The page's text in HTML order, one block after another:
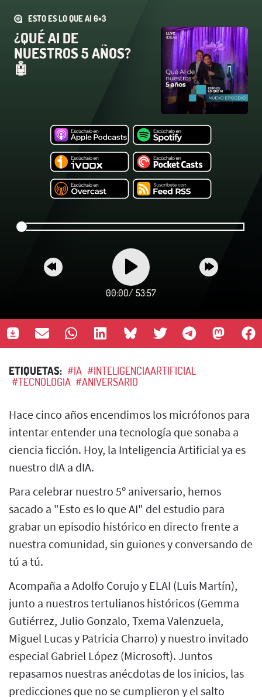
ESTO ES LO QUE AI 6×3
¿QUÉ AI DE
NUESTROS 5 AÑOS?
🤖
00:00/ 53:57
ETIQUETAS: #IA #INTELIGENCIAARTIFICIAL
#TECNOLOGIA #ANIVERSARIO
Hace cinco años encendimos los micrófonos para
intentar entender una tecnología que sonaba a
ciencia ficción. Hoy, la Inteligencia Artificial ya es
nuestro dIA a dIA.
Para celebrar nuestro 5º aniversario, hemos
sacado a "Esto es lo que AI" del estudio para
grabar un episodio histórico en directo frente a
nuestra comunidad, sin guiones y conversando de
tú a tú.
Acompaña a Adolfo Corujo y ELAI (Luis Martín),
junto a nuestros tertulianos históricos (Gemma
Gutiérrez, Julio Gonzalo, Txema Valenzuela,
Miguel Lucas y Patricia Charro) y nuestro invitado
especial Gabriel López (Microsoft). Juntos
repasamos nuestras anécdotas de los inicios, las
predicciones que no se cumplieron y el salto